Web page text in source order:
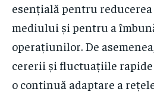
esențială pentru
mediului și pentru a
operațiunilor. De
cererii și fluctuațiile
o continuă adaptare a